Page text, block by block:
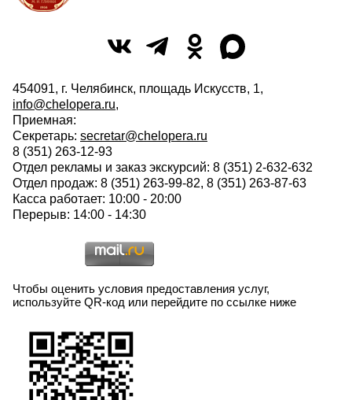
454091, г. Челябинск, площадь Искусств, 1,
info@chelopera.ru,
Приемная:
Секретарь: secretar@chelopera.ru
8 (351) 263-12-93
Отдел рекламы и заказ экскурсий: 8 (351) 2-632-632
Отдел продаж: 8 (351) 263-99-82, 8 (351) 263-87-63
Касса работает: 10:00 - 20:00
Перерыв: 14:00 - 14:30
Чтобы оценить условия предоставления услуг,
используйте QR-код или перейдите по ссылке ниже